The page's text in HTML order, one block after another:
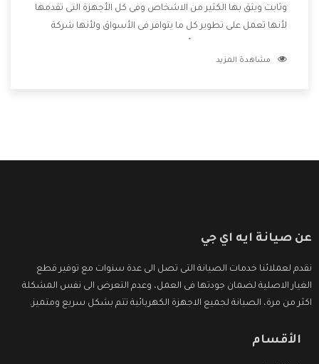
وثابت ويثق بها الكثير من الاشخاص وفى كل الأجهزة التى تقدمها
لأنها تعمل على تطوير كل ما يتوافر فى الأسواق ولأنها شركة
وتقدم للعملاء أقوى العروض والخصومات التى تسهل على
مشاهدة المزيد
عن صيانة ايه اي جي
نقدم لعملائنا خدمات الصيانة التى تصل الى عدة سنوات مع توفير قطع
الغيار الاصلية لضمان جودتها فى العمل، وعدم التعرض الى نفس المشكلة
اكثر من مرة، الصيانة لجميع الاجهزة الكهربائية تتم بشكل سريع ومتميز.
الأقسام